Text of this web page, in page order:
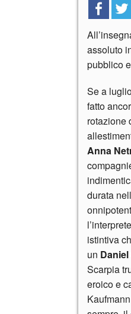
assoluto
pubblico
Se a
fatto
rotazione
Anna
durata
istintiva
un Daniel
Scarpia
eroico e